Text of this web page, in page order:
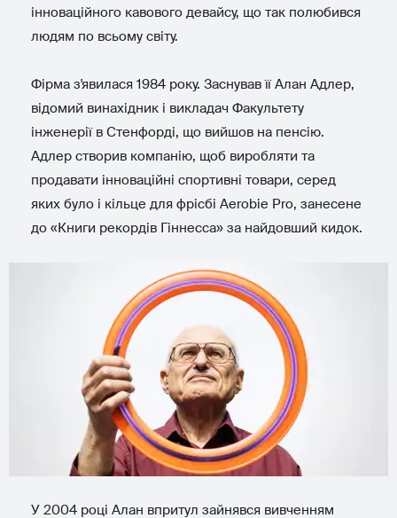
інноваційного кавового девайсу, що так полюбився
людям по всьому світу.
Фірма з'явилася 1984 року. Заснував її Алан Адлер,
відомий винахідник і викладач Факультету
інженерії в Стенфорді, що вийшов на пенсію.
Адлер створив компанію, щоб виробляти та
продавати інноваційні спортивні товари, серед
яких було і кільце для фрісбі Aerobie Pro, занесене
до «Книги рекордів Гіннесса» за найдовший кидок.
У 2004 році Алан впритул зайнявся вивченням